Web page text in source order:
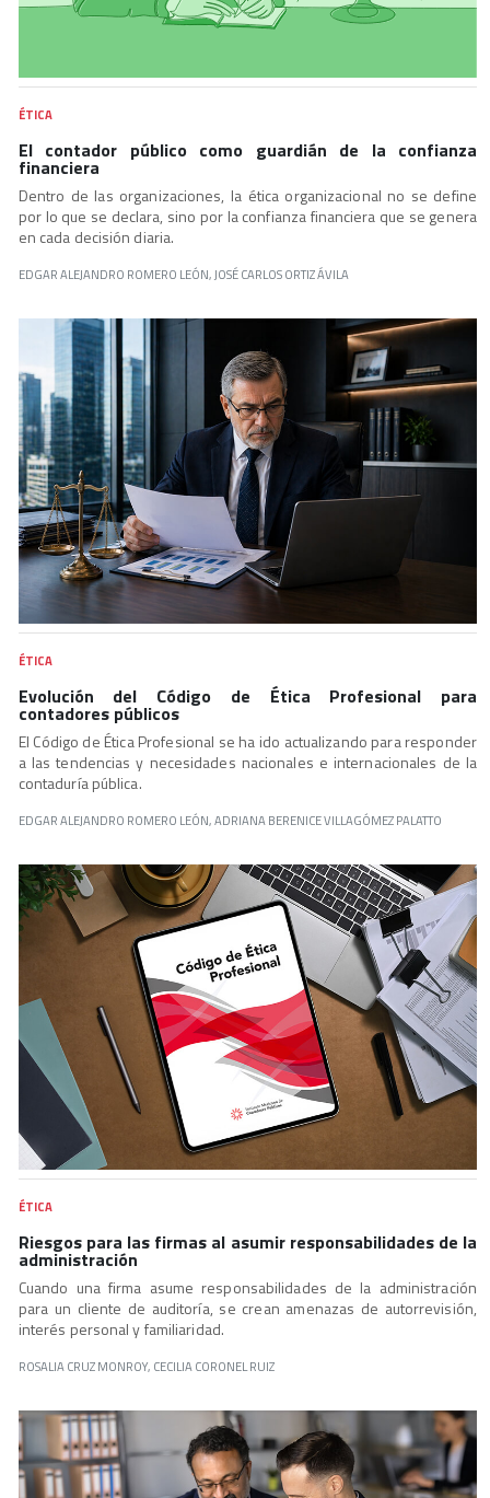
ÉTICA
El contador público como guardián de la confianza
financiera
Dentro de las organizaciones, la ética organizacional no se define
por lo que se declara, sino por la confianza financiera que se genera
en cada decisión diaria.
EDGAR ALEJANDRO ROMERO LEÓN, JOSÉ CARLOS ORTIZ ÁVILA
ÉTICA
Evolución del Código de Ética Profesional para
contadores públicos
El Código de Ética Profesional se ha ido actualizando para responder
a las tendencias y necesidades nacionales e internacionales de la
contaduría pública.
EDGAR ALEJANDRO ROMERO LEÓN, ADRIANA BERENICE VILLAGÓMEZ PALATTO
ÉTICA
Riesgos para las firmas al asumir responsabilidades de la
administración
Cuando una firma asume responsabilidades de la administración
para un cliente de auditoría, se crean amenazas de autorrevisión,
interés personal y familiaridad.
ROSALIA CRUZ MONROY, CECILIA CORONEL RUIZ